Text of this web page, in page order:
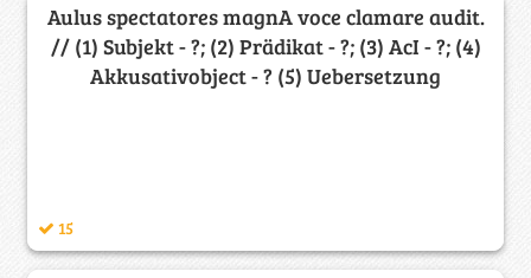
Aulus spectatores magnA voce clamare audit.
// (1) Subjekt - ?; (2) Prädikat - ?; (3) AcI - ?; (4)
Akkusativobject - ? (5) Uebersetzung
15